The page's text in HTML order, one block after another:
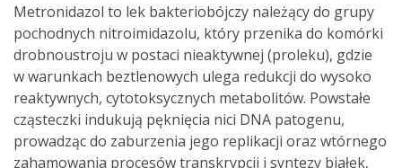
Metronidazol to lek bakteriobójczy należący do grupy
pochodnych nitroimidazolu, który przenika do komórki
drobnoustroju w postaci nieaktywnej (proleku), gdzie
w warunkach beztlenowych ulega redukcji do wysoko
reaktywnych, cytotoksycznych metabolitów. Powstałe
cząsteczki indukują pęknięcia nici DNA patogenu,
prowadząc do zaburzenia jego replikacji oraz wtórnego
zahamowania procesów transkrypcji i syntezy białek,